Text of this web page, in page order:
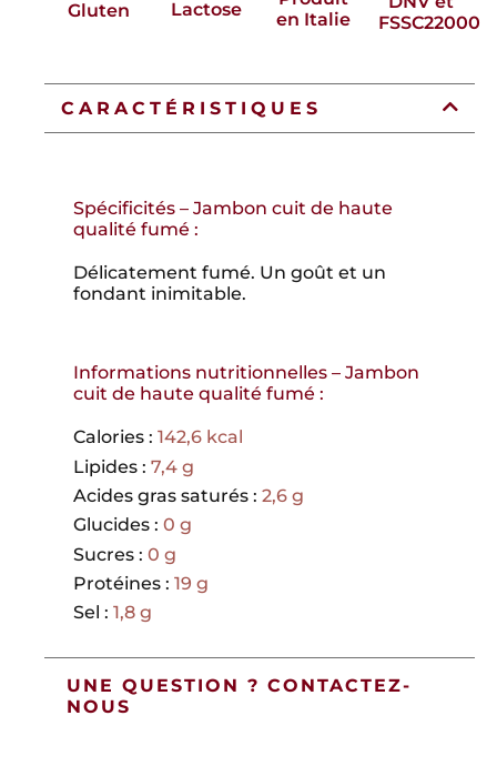
Gluten
Lactose
en Italie
FSSC22000
CARACTÉRISTIQUES
Spécificités – Jambon cuit de haute
qualité fumé :
Délicatement fumé. Un goût et un
fondant inimitable.
Informations nutritionnelles – Jambon
cuit de haute qualité fumé :
Calories : 142,6 kcal
Lipides : 7,4 g
Acides gras saturés : 2,6 g
Glucides : 0 g
Sucres : 0 g
Protéines : 19 g
Sel : 1,8 g
UNE QUESTION ? CONTACTEZ-
NOUS